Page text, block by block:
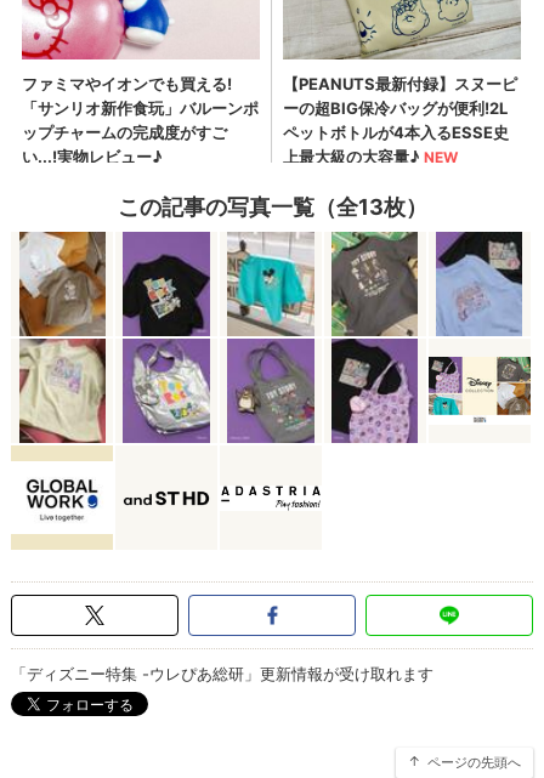
この記事の写真一覧（全13枚）
「ディズニー特集 -ウレぴあ総研」更新情報が受け取れます
ページの先頭へ